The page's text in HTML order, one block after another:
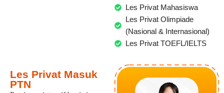
Les Privat Mahasiswa
Les Privat Olimpiade
(Nasional & Internasional)
Les Privat TOEFL/IELTS
Les Privat Masuk
PTN